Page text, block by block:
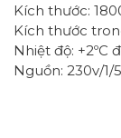
Kích thước:
Kích thước
Nhiệt độ: +2ºC
Nguồn: 230v/1/